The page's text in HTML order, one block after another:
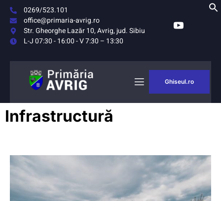
0269/523.101
office@primaria-avrig.ro
Str. Gheorghe Lazăr 10, Avrig, jud. Sibiu
L-J 07:30 - 16:00 - V 7:30 – 13:30
MONITORUL
OFICIAL LOCAL
Ghiseul.ro
Infrastructură